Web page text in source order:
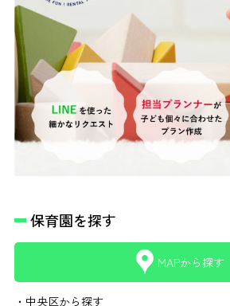
保育園を探す
MAPから探す
・中央区から探す